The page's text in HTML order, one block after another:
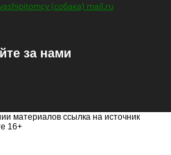
(собака) mail.ru
за нами
материалов ссылка на источник
16+